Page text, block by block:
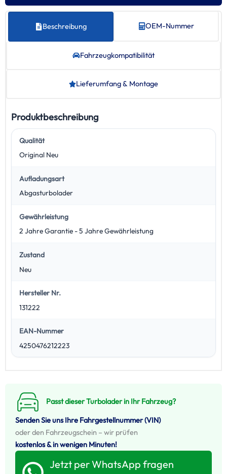
Beschreibung OEM-Nummer
Fahrzeug­kompatibilität
Lieferumfang & Montage
Produktbeschreibung
Qualität
Original Neu
Aufladungsart
Abgasturbolader
Gewährleistung
2 Jahre Garantie - 5 Jahre Gewährleistung
Zustand
Neu
Hersteller Nr.
131222
EAN-Nummer
4250476212223
Passt dieser Turbolader in Ihr Fahrzeug?
Senden Sie uns Ihre Fahrgestellnummer (VIN)
oder den Fahrzeugschein – wir prüfen
kostenlos & in wenigen Minuten!
Jetzt per WhatsApp fragen